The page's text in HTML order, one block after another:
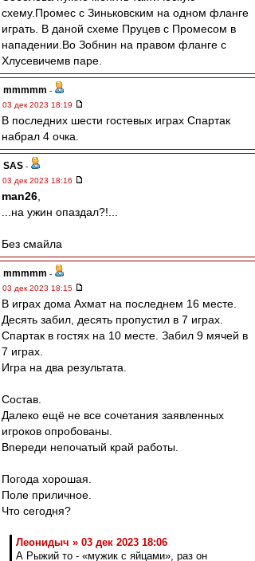
схему.Промес с Зиньковским на одном фланге
играть. В даной схеме Пруцев с Промесом в
нападении.Во Зобнин на правом фланге с
Хлусевичемв паре.
mmmmm -
03 дек 2023 18:19
В последних шести гостевых играх Спартак
набрал 4 очка.
SAS -
03 дек 2023 18:16
man26
...на ужин опаздал?!...
Без смайла
mmmmm -
03 дек 2023 18:15
В играх дома Ахмат на последнем 16 месте.
Десять забил, десять пропустил в 7 играх.
Спартак в гостях на 10 месте. Забил 9 мячей в
7 играх.
Игра на два результата.
Состав.
Далеко ещё не все сочетания заявленных
игроков опробованы.
Впереди непочатый край работы.
Погода хорошая.
Поле приличное.
Что сегодня?
Леонидыч » 03 дек 2023 18:06
А Рыжий то - «мужик с яйцами», раз он